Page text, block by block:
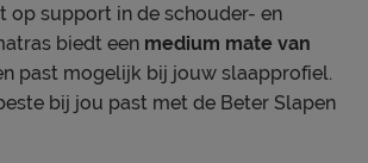
op support in de schouder- en
biedt een medium mate van
past mogelijk bij jouw slaapprofiel.
bij jou past met de Beter Slapen